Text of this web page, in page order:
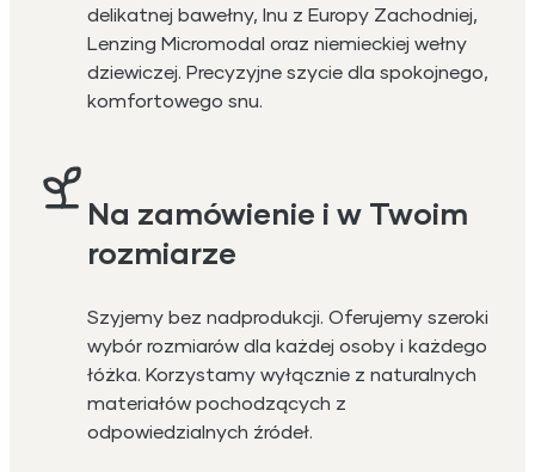
delikatnej bawełny, lnu z Europy Zachodniej,
Lenzing Micromodal oraz niemieckiej wełny
dziewiczej. Precyzyjne szycie dla spokojnego,
komfortowego snu.
Na zamówienie i w Twoim
rozmiarze
Szyjemy bez nadprodukcji. Oferujemy szeroki
wybór rozmiarów dla każdej osoby i każdego
łóżka. Korzystamy wyłącznie z naturalnych
materiałów pochodzących z
odpowiedzialnych źródeł.